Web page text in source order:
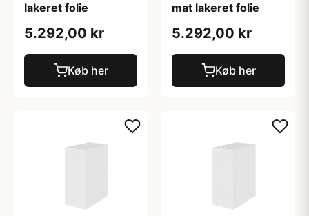
lakeret folie
5.292,00 kr
Køb her
mat lakeret folie
5.292,00 kr
Køb her